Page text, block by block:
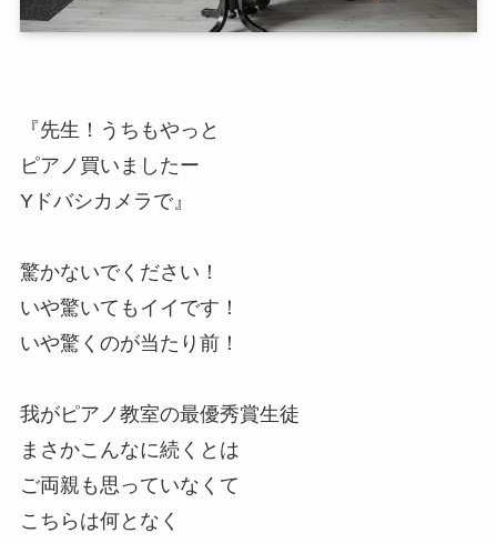
『先生！うちもやっと
ピアノ買いましたー
Yドバシカメラで』
驚かないでください！
いや驚いてもイイです！
いや驚くのが当たり前！
我がピアノ教室の最優秀賞生徒
まさかこんなに続くとは
ご両親も思っていなくて
こちらは何となく